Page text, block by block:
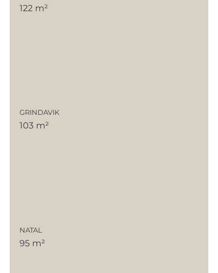
122 m²
GRINDAVIK
103 m²
NATAL
95 m²